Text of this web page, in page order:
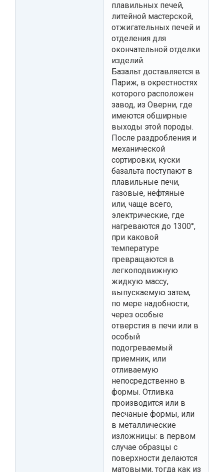
плавильных печей,
литейной мастерской,
отжигательных печей и
отделения для
окончательной отделки
изделий.
Базальт доставляется в
Париж, в окрестностях
которого расположен
завод, из Оверни, где
имеются обширные
выходы этой породы.
После раздробления и
механической
сортировки, куски
базальта поступают в
плавильные печи,
газовые, нефтяные
или, чаще всего,
электрические, где
нагреваются до 1300°,
при каковой
температуре
превращаются в
легкоподвижную
жидкую массу,
выпускаемую затем,
по мере надобности,
через особые
отверстия в печи или в
особый
подогреваемый
приемник, или
отливаемую
непосредственно в
формы. Отливка
производится или в
песчаные формы, или
в металлические
изложницы: в первом
случае образцы с
поверхности делаются
матовыми, тогда как из